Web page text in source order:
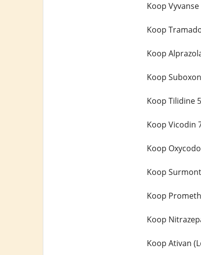
Koop
Koop
Koop
Koop
Koop Tilidine
Koop Vicodin
Koop
Koop
Koop
Koop
Koop Ativan